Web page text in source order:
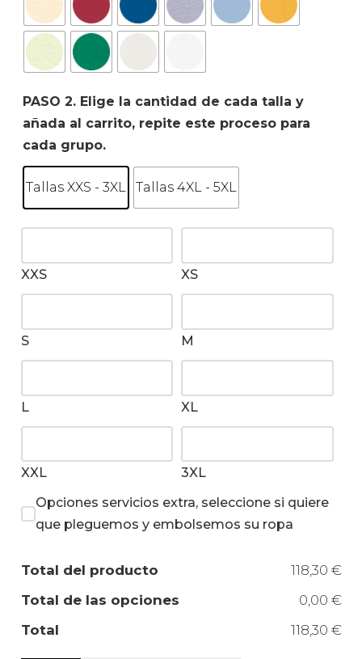
PASO 2. Elige la cantidad de cada talla y
añada al carrito, repite este proceso para
cada grupo.
Tallas XXS - 3XL Tallas 4XL - 5XL
XXS XS
S M
L XL
XXL
3XL
Opciones servicios extra, seleccione si quiere
que pleguemos y embolsemos su ropa
Total del producto
118,30 €
Total de las opciones
0,00 €
Total
118,30 €